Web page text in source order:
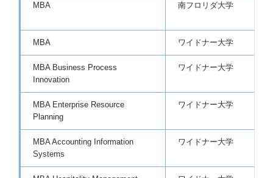
MBA 南フロリダ大学
MBA ワイドナー大学
MBA Business Process
Innovation
ワイドナー大学
MBA Enterprise Resource
Planning
ワイドナー大学
MBA Accounting Information
Systems
ワイドナー大学